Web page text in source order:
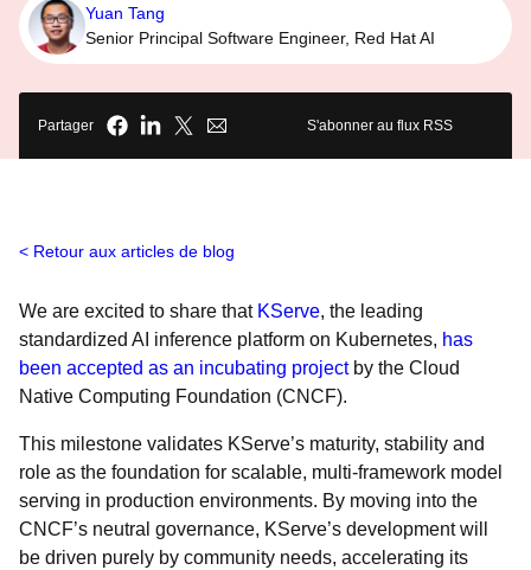
Yuan Tang
Senior Principal Software Engineer, Red Hat AI
Partager S'abonner au flux RSS
Retour aux articles de blog
We are excited to share that KServe, the leading
standardized AI inference platform on Kubernetes, has
been accepted as an incubating projectby the Cloud
Native Computing Foundation (CNCF).
This milestone validates KServe’s maturity, stability and
role as the foundation for scalable, multi-framework model
serving in production environments. By moving into the
CNCF’s neutral governance, KServe’s development will
be driven purely by community needs, accelerating its